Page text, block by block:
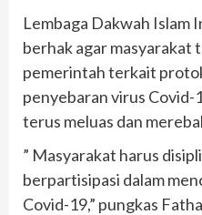
Lembaga Dakwah Islam
berhak agar
pemerintah terkait
penyebaran virus Covid-
terus meluas dan
” Masyarakat harus
berpartisipasi dalam
Covid-19,” pungkas